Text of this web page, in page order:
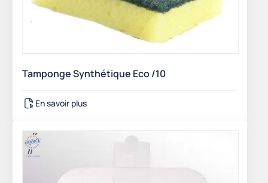
Tamponge Synthétique Eco /10
En savoir plus